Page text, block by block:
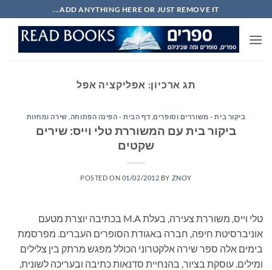
to
content
ADD ANYTHING HERE OR JUST REMOVE IT...
תג ארכיון: אפליקציה אפל
ביקור בית - משוררים וסופרים דף הבית - הפינה הפתוחה שירה ומחזות
ביקור בית עם המשוררת טלי וייס: שירים
שקטים
POSTED ON 01/02/2012 BY ZNOY
טלי וייס, משוררת צעירה, בעלת M.A בכתיבה יוצרת מטעם
אוניברסיטת חיפה, חברה באגודת הסופרים העברים. מפרסמת
בימים אלה ספר שירה אלקטרוני הכולל מפגש מרתק בין צלילים
ומילים. עוסקת בציור, בהנחיית סדנאות כתיבה ובעריכה לשונית,